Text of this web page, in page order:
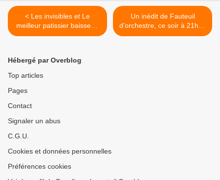
< Les invisibles et Le
meilleur patissier baissent.
Fr3 3e. Catastrophe pour
Un inédit de Fauteuil
d’orchestre, ce soir à 21h05
sur France 5 >
Hébergé par Overblog
Top articles
Pages
Contact
Signaler un abus
C.G.U.
Cookies et données personnelles
Préférences cookies